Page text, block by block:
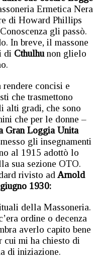
Ermetica Nera
di Howard Phillips
gli passò.
In breve, il massone
di Cthulhunon glielo
concisi e
che trasmettono
alti gradi, che sono
che per le donne –
Gran Loggia Unita
gli insegnamenti
al 1915 adottò lo
sua sezione OTO.
rivisto adArnold
1930:
della Massoneria.
ordine o decenza
averlo capito bene
cui mi ha chiesto di
di iniziazione.